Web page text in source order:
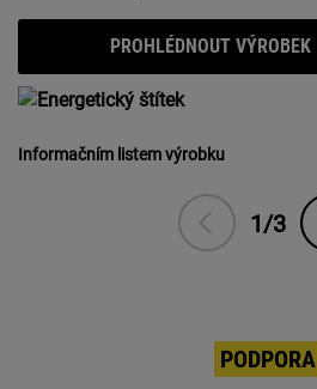
PROHLÉDNOUT VÝROBEK
Informačním listem výrobku
1/3
PODPORA